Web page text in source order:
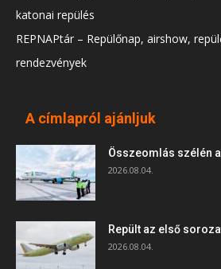
katonai repülés
REPNAPtár – Repülőnap, airshow,
rendezvények
A címlapról ajánljuk
Összeomlás szélén
2026.08.04.
Repült az első
2026.08.04.